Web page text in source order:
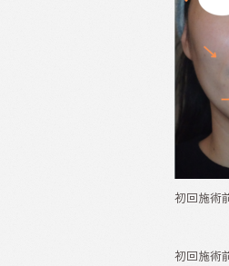
初回施術
初回施術